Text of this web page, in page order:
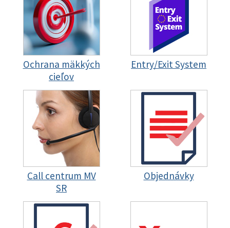
Ochrana mäkkých
cieľov
Entry/Exit System
Call centrum MV
SR
Objednávky